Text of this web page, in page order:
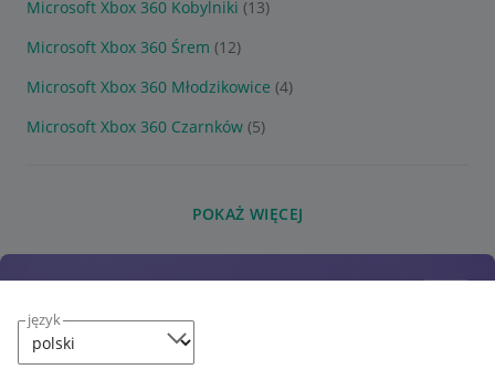
język
Microsoft Xbox 360 Kobylniki (13)
Microsoft Xbox 360 Śrem (12)
Microsoft Xbox 360 Młodzikowice (4)
Microsoft Xbox 360 Czarnków (5)
POKAŻ WIĘCEJ